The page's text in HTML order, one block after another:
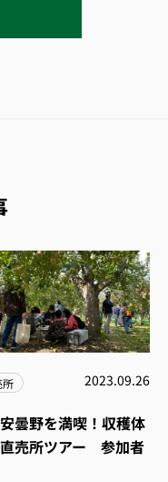
所 2023.09.26
曇野を満喫！収穫体
売所ツアー 参加者